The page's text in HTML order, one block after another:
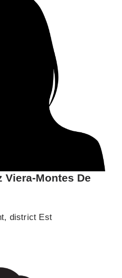
Viera-Montes De
district Est